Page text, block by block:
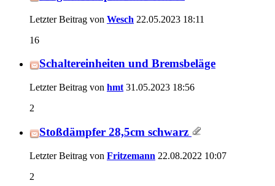
Letzter Beitrag von Wesch 22.05.2023 18:11
16
Schaltereinheiten und Bremsbeläge
Letzter Beitrag von hmt 31.05.2023 18:56
2
Stoßdämpfer 28,5cm schwarz
Letzter Beitrag von Fritzemann 22.08.2022 10:07
2